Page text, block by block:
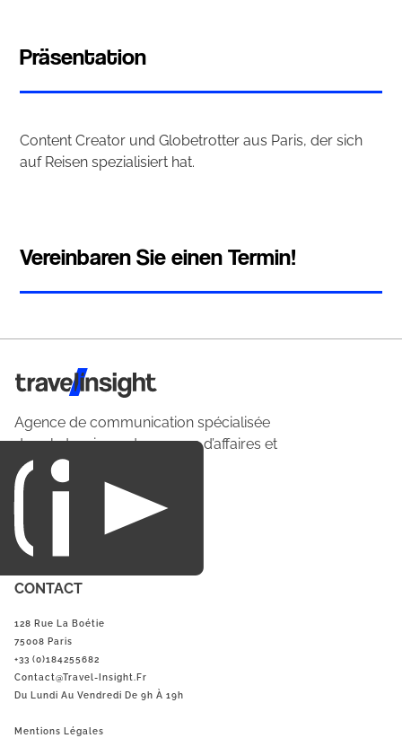
Präsentation
Content Creator und Globetrotter aus Paris, der sich
auf Reisen spezialisiert hat.
Vereinbaren Sie einen Termin!
Travel Insight
Agence de communication spécialisée
dans le tourisme du voyage d’affaires et
du loisirs.
CONTACT
128 Rue La Boétie
75008 Paris
+33 (0)184255682
Contact@Travel-Insight.fr
Du Lundi Au Vendredi De 9h À 19h
Mentions Légales